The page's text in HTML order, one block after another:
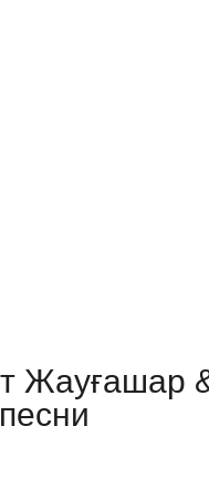
Жауғашар